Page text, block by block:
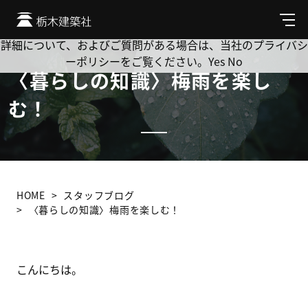
メ
ニ
ュ
〈暮らしの知識〉梅雨を楽し
む！
HOME
スタッフブログ
〈暮らしの知識〉梅雨を楽しむ！
こんにちは。
Cookie を使用して、お客様の活動を追跡してもよろしいです
か? 当社ではお客様のプライバシーを極めて重視しています。
詳細について、およびご質問がある場合は、当社のプライバシ
ーポリシーをご覧ください。 Yes No